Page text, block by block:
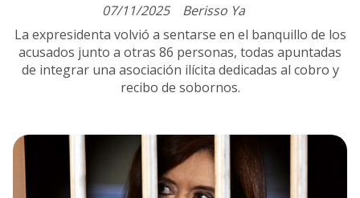
Berisso Ya
07/11/2025
La expresidenta volvió a sentarse en el banquillo de los
acusados junto a otras 86 personas, todas apuntadas
de integrar una asociación ilícita dedicadas al cobro y
recibo de sobornos.